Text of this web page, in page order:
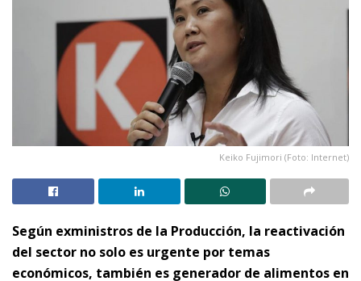
Keiko Fujimori (Foto: Internet)
Según exministros de la Producción, la reactivación
del sector no solo es urgente por temas
económicos, también es generador de alimentos en